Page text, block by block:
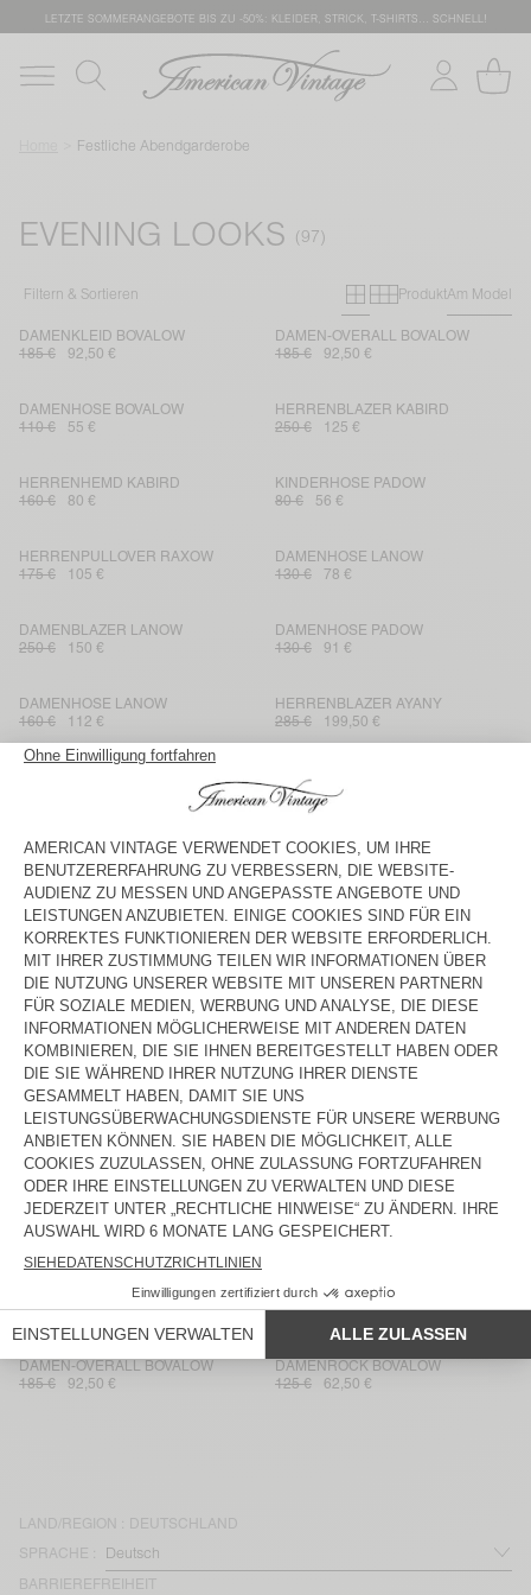
LETZTE SOMMERANGEBOTE BIS ZU -50%: KLEIDER, STRICK, T-SHIRTS… SCHNELL!
Festliche Abendgarderobe
EVENING LOOKS
Filtern & Sortieren Primary grid
Secondary
ProduktAm Model
DAMENKLEID BOVALOW
185 €
92,50 €
DAMEN-OVERALL BOVALOW
185 €
92,50 €
DAMENHOSE BOVALOW
110 €
55 €
HERRENBLAZER KABIRD
250 €
125 €
HERRENHEMD KABIRD
160 €
80 €
KINDERHOSE PADOW
80 €
56 €
HERRENPULLOVER RAXOW
175 €
105 €
DAMENHOSE LANOW
130 €
78 €
DAMENBLAZER LANOW
250 €
150 €
DAMENHOSE PADOW
130 €
91 €
DAMENHOSE LANOW
160 €
112 €
HERRENBLAZER AYANY
285 €
199,50 €
KINDERHOSE PADOW
80 €
56 €
DAMENBLAZER DIROW
275 €
137,50 €
DAMENBLUSE LANOW
160 €
96 €
DAMENHOSEN DIROW
175 €
122,50 €
HERRENHOSE VYENNA
185 €
129,50 €
DAMENBLUSE TIDIM
145 €
101,50 €
DAMENBLUSE PADOW
145 €
101,50 €
DAMENKLEID TIDIM
145 €
72,50 €
DAMENKLEID TIDIM
145 €
DAMENBLAZER LANOW
250 €
125 €
DAMENJACKE LANOW
145 €
72,50 €
DAMENHOSE LANOW
160 €
80 €
HERRENHEMD ABOTOWN
145 €
101,50 €
HERRENHOSE ABOTOWN
115 €
80,50 €
DAMENROCK BOVALOW
75 €
37,50 €
DAMEN-OVERALL BOVALOW
185 €
92,50 €
DAMENROCK BOVALOW
125 €
62,50 €
LAND/REGION : DEUTSCHLAND
SPRACHE :
BARRIEREFREIHEIT